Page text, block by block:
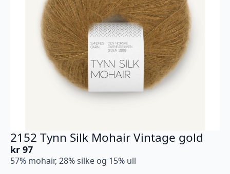
2152 Tynn Silk Mohair Vintage gold
kr 97
57% mohair, 28% silke og 15% ull